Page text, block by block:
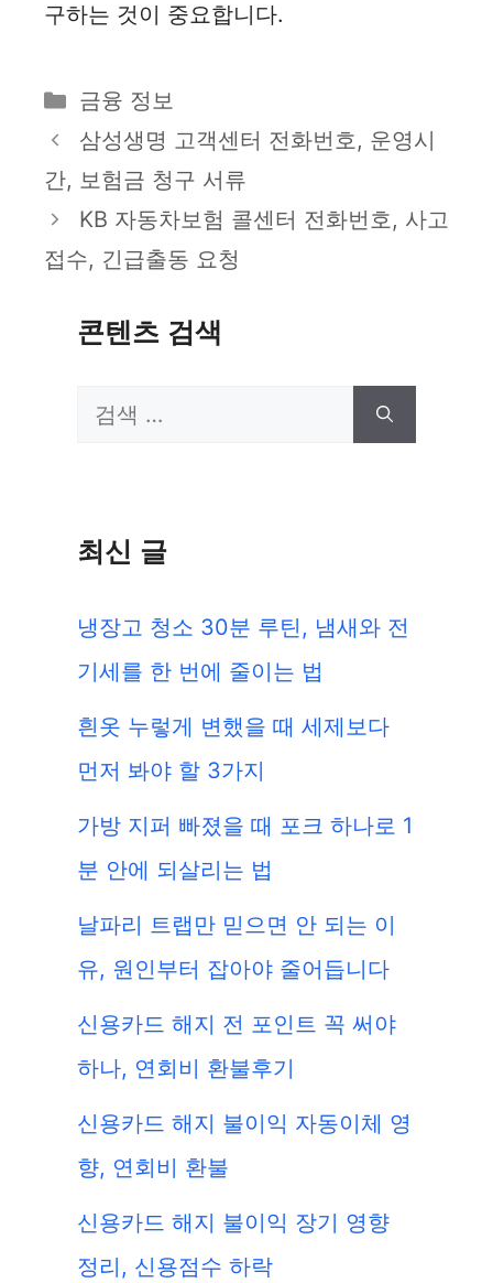
구하는 것이 중요합니다.
카
테
리
금융 정보
삼성생명 고객센터 전화번호, 운영시
간, 보험금 청구 서류
KB 자동차보험 콜센터 전화번호, 사고
접수, 긴급출동 요청
콘텐츠 검색
검
최신 글
냉장고 청소 30분 루틴, 냄새와 전
기세를 한 번에 줄이는 법
흰옷 누렇게 변했을 때 세제보다
먼저 봐야 할 3가지
가방 지퍼 빠졌을 때 포크 하나로 1
분 안에 되살리는 법
날파리 트랩만 믿으면 안 되는 이
유, 원인부터 잡아야 줄어듭니다
신용카드 해지 전 포인트 꼭 써야
하나, 연회비 환불후기
신용카드 해지 불이익 자동이체 영
향, 연회비 환불
신용카드 해지 불이익 장기 영향
정리, 신용점수 하락